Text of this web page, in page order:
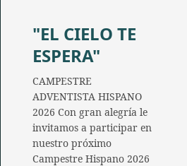
"EL CIELO TE
ESPERA"
CAMPESTRE
ADVENTISTA HISPANO
2026 Con gran alegría le
invitamos a participar en
nuestro próximo
Campestre Hispano 2026